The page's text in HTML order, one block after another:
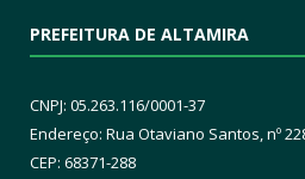
PREFEITURA DE ALTAMIRA
CNPJ: 05.263.116/0001-37
Endereço: Rua Otaviano Santos, nº
CEP: 68371-288